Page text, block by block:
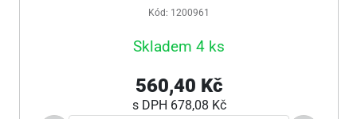
Kód: 1200961
Skladem 4 ks
560,40 Kč
s DPH 678,08 Kč